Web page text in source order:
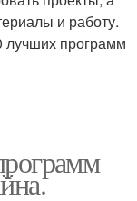
и работу.
лучших программ